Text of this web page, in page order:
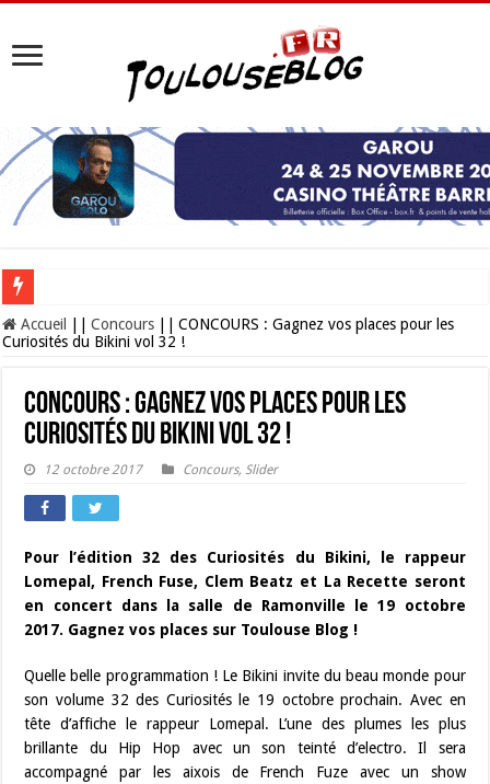
Les Nocturnes de la Cité de l’espace 2026 : l’événement incontournable de
Accueil Concours
CONCOURS : Gagnez vos places pour les
Curiosités du Bikini vol 32 !
CONCOURS : Gagnez vos places pour les
Curiosités du Bikini vol 32 !
12 octobre 2017 Concours, Slider
Pour l’édition 32 des Curiosités du Bikini, le rappeur
Lomepal, French Fuse, Clem Beatz et La Recette seront
en concert dans la salle de Ramonville le 19 octobre
2017. Gagnez vos places sur Toulouse Blog !
Quelle belle programmation ! Le Bikini invite du beau monde pour
son volume 32 des Curiosités le 19 octobre prochain. Avec en
tête d’affiche le rappeur Lomepal. L’une des plumes les plus
brillante du Hip Hop avec un son teinté d’electro. Il sera
accompagné par les aixois de French Fuze avec un show